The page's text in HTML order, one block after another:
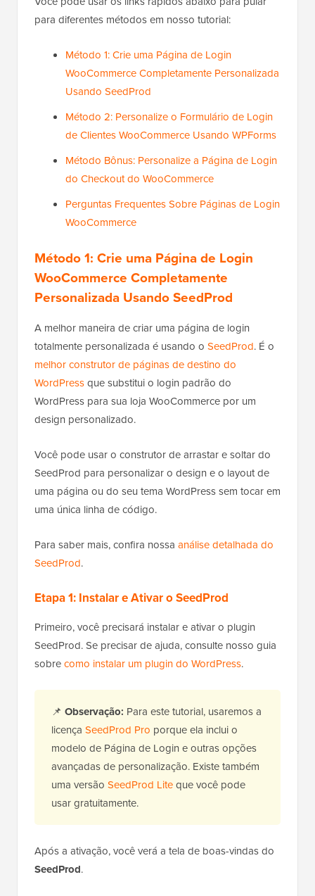
para diferentes métodos em nosso tutorial:
Método 1: Crie uma Página de Login
WooCommerce Completamente Personalizada
Usando SeedProd
Método 2: Personalize o Formulário de Login
de Clientes WooCommerce Usando WPForms
Método Bônus: Personalize a Página de Login
do Checkout do WooCommerce
Perguntas Frequentes Sobre Páginas de Login
WooCommerce
Método 1: Crie uma Página de Login
WooCommerce Completamente
Personalizada Usando SeedProd
A melhor maneira de criar uma página de login
totalmente personalizada é usando o SeedProd. É o
melhor construtor de páginas de destino do
WordPressque substitui o login padrão do
WordPress para sua loja WooCommerce por um
design personalizado.
Você pode usar o construtor de arrastar e soltar do
SeedProd para personalizar o design e o layout de
uma página ou do seu tema WordPress sem tocar em
uma única linha de código.
Para saber mais, confira nossa análise detalhada do
SeedProd.
Etapa 1: Instalar e Ativar o SeedProd
Primeiro, você precisará instalar e ativar o plugin
SeedProd. Se precisar de ajuda, consulte nosso guia
sobrecomo instalar um plugin do WordPress.
📌 Observação: Para este tutorial, usaremos a
licença SeedProd Pro porque ela inclui o
modelo de Página de Login e outras opções
avançadas de personalização. Existe também
uma versão SeedProd Liteque você pode
usar gratuitamente.
Após a ativação, você verá a tela de boas-vindas do
SeedProd.